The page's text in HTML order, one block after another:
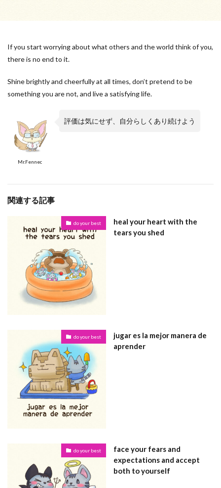
If you start worrying about what others and the world think of you,
there is no end to it.
Shine brightly and cheerfully at all times, don’t pretend to be
something you are not, and live a satisfying life.
Mr.Fennec
評価は気にせず、自分らしくあり続けよう
関連する記事
do your best
heal your heart with the
tears you shed
do your best
jugar es la mejor manera de
aprender
do your best
face your fears and
expectations and accept
both to yourself